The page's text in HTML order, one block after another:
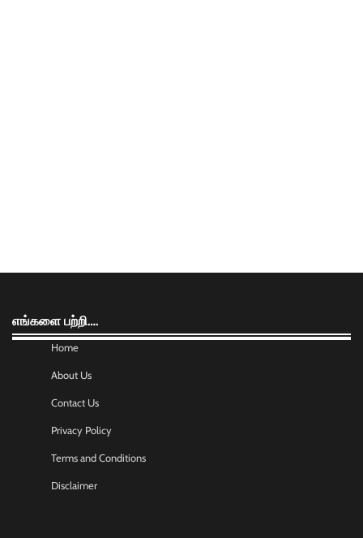
எங்களை பற்றி….
Home
About Us
Contact Us
Privacy Policy
Terms and Conditions
Disclaimer